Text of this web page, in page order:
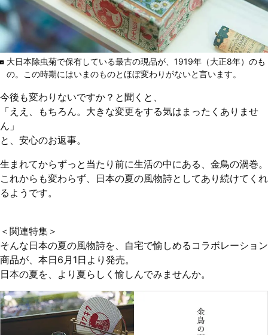
大日本除虫菊で保有している最古の現品が、1919年（大正8年）のも
の。この時期にはいまのものとほぼ変わりがないと言います。
今後も変わりないですか？と聞くと、
「ええ、もちろん。大きな変更をする気はまったくありませ
ん」
と、安心のお返事。
生まれてからずっと当たり前に生活の中にある、金鳥の渦巻。
これからも変わらず、日本の夏の風物詩としてあり続けてくれ
るようです。
＜関連特集＞
そんな日本の夏の風物詩を、自宅で愉しめるコラボレーション
商品が、本日6月1日より発売。
日本の夏を、より夏らしく愉しんでみませんか。